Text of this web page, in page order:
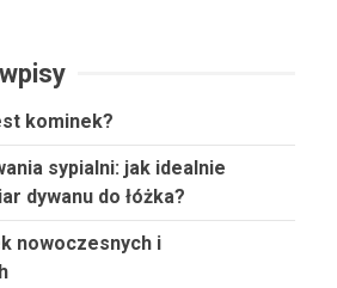
kominek?
sypialni: jak idealnie
dywanu do łóżka?
nowoczesnych i